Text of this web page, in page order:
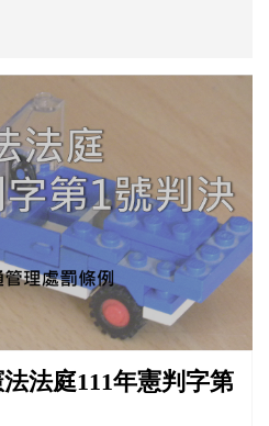
辱等損及人性尊嚴之情事者」
法法庭111年憲判字第